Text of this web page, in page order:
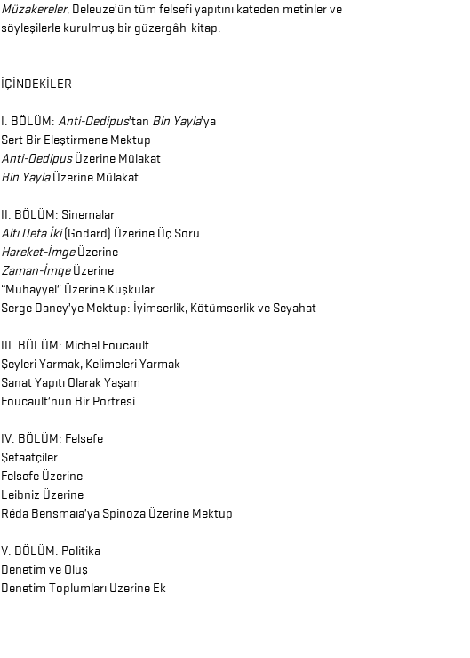
Müzakereler, Deleuze’ün tüm felsefi yapıtını kateden metinler ve
söyleşilerle kurulmuş bir güzergâh-kitap.
İÇİNDEKİLER
I. BÖLÜM: Anti-Oedipus’tan Bin Yayla’ya
Sert Bir Eleştirmene Mektup
Anti-OedipusÜzerine Mülakat
Bin YaylaÜzerine Mülakat
II. BÖLÜM: Sinemalar
Altı Defa İki(Godard) Üzerine Üç Soru
Hareket-İmgeÜzerine
Zaman-İmgeÜzerine
“Muhayyel” Üzerine Kuşkular
Serge Daney’ye Mektup: İyimserlik, Kötümserlik ve Seyahat
III. BÖLÜM: Michel Foucault
Şeyleri Yarmak, Kelimeleri Yarmak
Sanat Yapıtı Olarak Yaşam
Foucault’nun Bir Portresi
IV. BÖLÜM: Felsefe
Şefaatçiler
Felsefe Üzerine
Leibniz Üzerine
Réda Bensmaïa’ya Spinoza Üzerine Mektup
V. BÖLÜM: Politika
Denetim ve Oluş
Denetim Toplumları Üzerine Ek